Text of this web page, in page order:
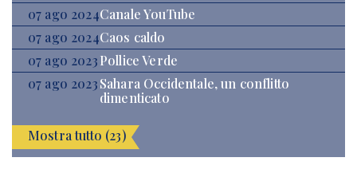
07 ago 2024Canale YouTube
07 ago 2024Caos caldo
07 ago 2023Pollice Verde
07 ago 2023Sahara Occidentale, un conflitto
dimenticato
Mostra tutto (23)